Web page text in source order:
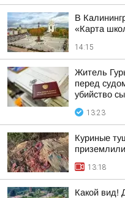
В
«Карта
14:15
Житель
перед
убийство
13:23
Куриные
13:18
Какой вид!